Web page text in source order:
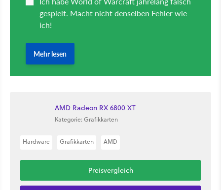
AMD Radeon RX 6800 XT
Kategorie: Grafikkarten
Hardware Grafikkarten AMD
Preisvergleich